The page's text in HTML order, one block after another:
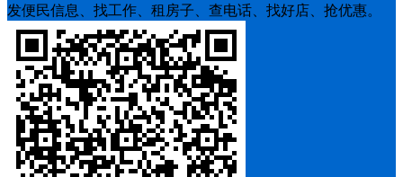
发便民信息、找工作、租房子、查电话、找好店、抢优惠。